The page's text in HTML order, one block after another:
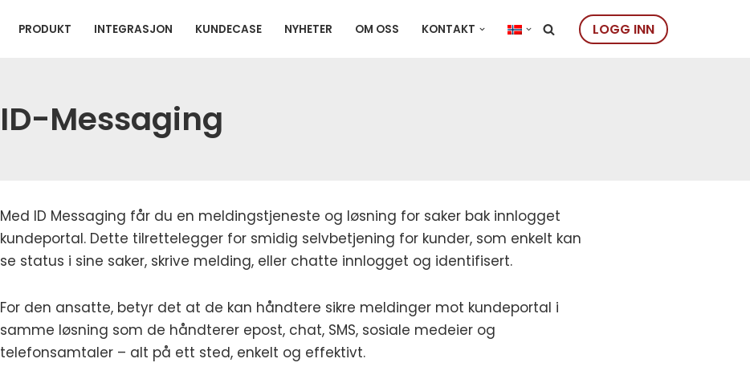
PRODUKT INTEGRASJON KUNDECASE NYHETER OM OSS KONTAKT LOGG INN
ID-Messaging
Med ID Messaging får du en meldingstjeneste og løsning for saker bak innlogget
kundeportal. Dette tilrettelegger for smidig selvbetjening for kunder, som enkelt kan
se status i sine saker, skrive melding, eller chatte innlogget og identifisert.
For den ansatte, betyr det at de kan håndtere sikre meldinger mot kundeportal i
samme løsning som de håndterer epost, chat, SMS, sosiale medeier og
telefonsamtaler – alt på ett sted, enkelt og effektivt.